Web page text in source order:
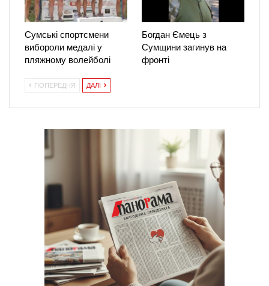
Сумські спортсмени
вибороли медалі у
пляжному волейболі
Богдан Ємець з
Сумщини загинув на
фронті
ПОПЕРЕДНЯ ДАЛІ